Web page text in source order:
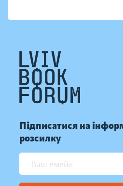
Підписатися на
розсилку